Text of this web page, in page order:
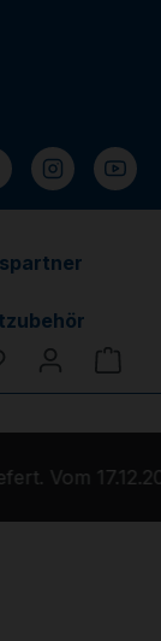
Du hast 0
Vom